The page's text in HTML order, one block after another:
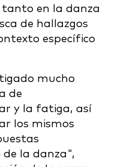
tanto en la danza
de hallazgos
específico
mucho
de
y la fatiga, así
los mismos
la danza",